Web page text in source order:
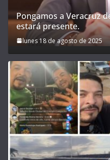
Pongamos a Veracruz
estará presente.
lunes 18 de agosto de 2025